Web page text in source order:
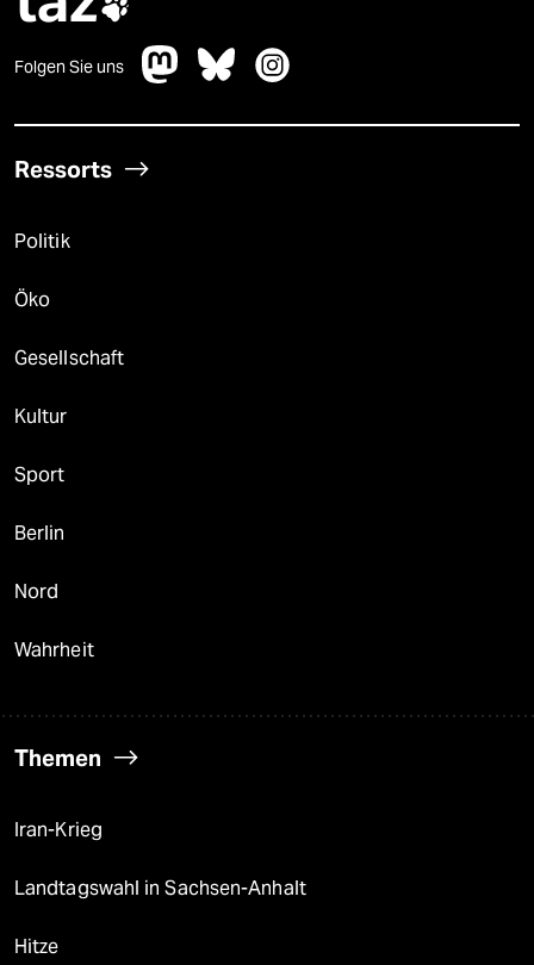
Folgen Sie uns
Ressorts
Politik
Öko
Gesellschaft
Kultur
Sport
Berlin
Nord
Wahrheit
Themen
Iran-Krieg
Landtagswahl in Sachsen-Anhalt
Hitze